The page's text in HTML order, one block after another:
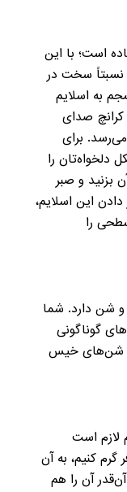
است؛ با این
نسبتاً سخت در
به اسلایم
صدای
برای
دلخواه‌تان را
بزنید و صبر
این اسلایم،
را
و شن دارد. شما
گوناگونی
با شن‌های خیس
لازم است
گرم کنیم، به آن
آن را هم